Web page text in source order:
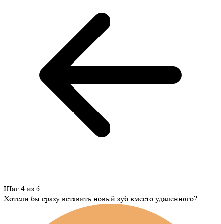
Шаг 4 из 6
Хотели бы сразу вставить новый зуб вместо удаленного?